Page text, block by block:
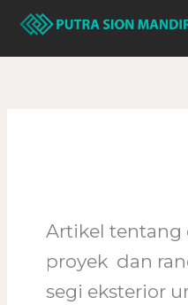
Lewati
konten
Artikel tentang
proyek dan
segi eksterior